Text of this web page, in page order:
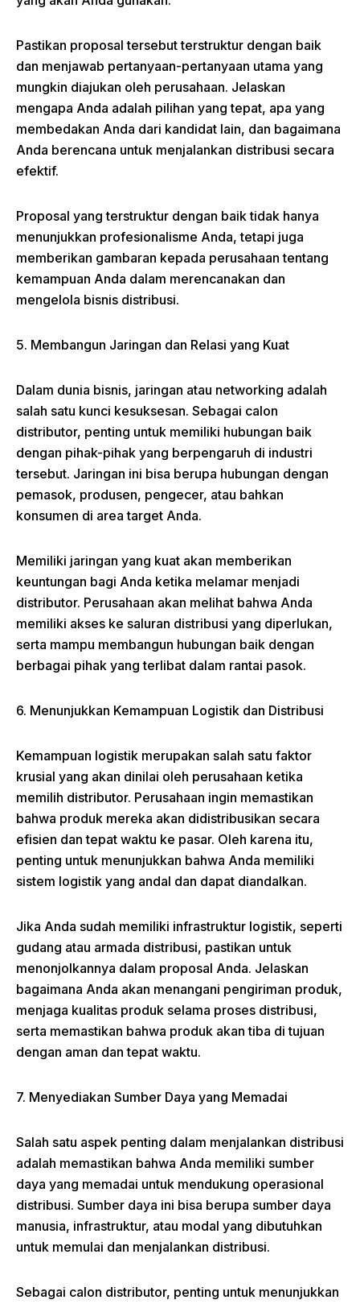
Pastikan proposal tersebut terstruktur dengan baik
dan menjawab pertanyaan-pertanyaan utama yang
mungkin diajukan oleh perusahaan. Jelaskan
mengapa Anda adalah pilihan yang tepat, apa yang
membedakan Anda dari kandidat lain, dan bagaimana
Anda berencana untuk menjalankan distribusi secara
efektif.
Proposal yang terstruktur dengan baik tidak hanya
menunjukkan profesionalisme Anda, tetapi juga
memberikan gambaran kepada perusahaan tentang
kemampuan Anda dalam merencanakan dan
mengelola bisnis distribusi.
5. Membangun Jaringan dan Relasi yang Kuat
Dalam dunia bisnis, jaringan atau networking adalah
salah satu kunci kesuksesan. Sebagai calon
distributor, penting untuk memiliki hubungan baik
dengan pihak-pihak yang berpengaruh di industri
tersebut. Jaringan ini bisa berupa hubungan dengan
pemasok, produsen, pengecer, atau bahkan
konsumen di area target Anda.
Memiliki jaringan yang kuat akan memberikan
keuntungan bagi Anda ketika melamar menjadi
distributor. Perusahaan akan melihat bahwa Anda
memiliki akses ke saluran distribusi yang diperlukan,
serta mampu membangun hubungan baik dengan
berbagai pihak yang terlibat dalam rantai pasok.
6. Menunjukkan Kemampuan Logistik dan Distribusi
Kemampuan logistik merupakan salah satu faktor
krusial yang akan dinilai oleh perusahaan ketika
memilih distributor. Perusahaan ingin memastikan
bahwa produk mereka akan didistribusikan secara
efisien dan tepat waktu ke pasar. Oleh karena itu,
penting untuk menunjukkan bahwa Anda memiliki
sistem logistik yang andal dan dapat diandalkan.
Jika Anda sudah memiliki infrastruktur logistik, seperti
gudang atau armada distribusi, pastikan untuk
menonjolkannya dalam proposal Anda. Jelaskan
bagaimana Anda akan menangani pengiriman produk,
menjaga kualitas produk selama proses distribusi,
serta memastikan bahwa produk akan tiba di tujuan
dengan aman dan tepat waktu.
7. Menyediakan Sumber Daya yang Memadai
Salah satu aspek penting dalam menjalankan distribusi
adalah memastikan bahwa Anda memiliki sumber
daya yang memadai untuk mendukung operasional
distribusi. Sumber daya ini bisa berupa sumber daya
manusia, infrastruktur, atau modal yang dibutuhkan
untuk memulai dan menjalankan distribusi.
Sebagai calon distributor, penting untuk menunjukkan